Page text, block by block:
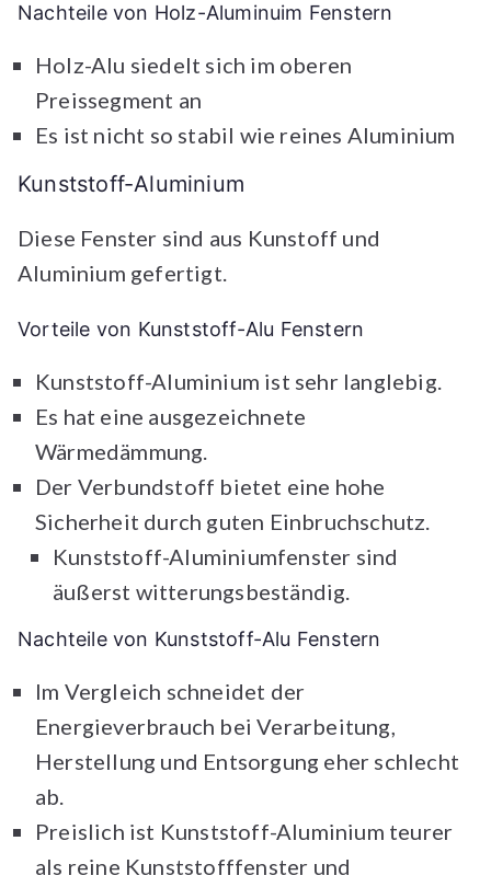
Nachteile von Holz-Aluminuim Fenstern
Holz-Alu siedelt sich im oberen
Preissegment an
Es ist nicht so stabil wie reines Aluminium
Kunststoff-Aluminium
Diese Fenster sind aus Kunstoff und
Aluminium gefertigt.
Vorteile von Kunststoff-Alu Fenstern
Kunststoff-Aluminium ist sehr langlebig.
Es hat eine ausgezeichnete
Wärmedämmung.
Der Verbundstoff bietet eine hohe
Sicherheit durch guten Einbruchschutz.
Kunststoff-Aluminiumfenster sind
äußerst witterungsbeständig.
Nachteile von Kunststoff-Alu Fenstern
Im Vergleich schneidet der
Energieverbrauch bei Verarbeitung,
Herstellung und Entsorgung eher schlecht
ab.
Preislich ist Kunststoff-Aluminium teurer
als reine Kunststofffenster und